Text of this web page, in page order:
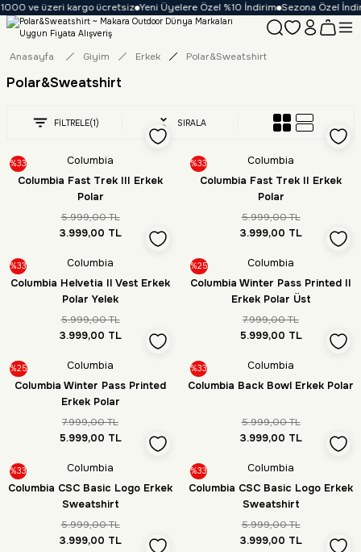
ve üzeri kargo ücretsiz Yeni Üyelere Özel %10 İndirim Sezona Özel
Anasayfa Giyim Erkek Polar&Sweatshirt
Polar&Sweatshirt
FİLTRELE(1) SIRALA
%33
Columbia
Columbia Fast Trek III Erkek
Polar
5.999,00 TL
3.999,00 TL
%33
Columbia
Columbia Fast Trek II Erkek
Polar
5.999,00 TL
3.999,00 TL
%33
Columbia
Columbia Helvetia II Vest Erkek
Polar Yelek
5.999,00 TL
3.999,00 TL
%25
Columbia
Columbia Winter Pass Printed II
Erkek Polar Üst
7.999,00 TL
5.999,00 TL
%25
Columbia
Columbia Winter Pass Printed
Erkek Polar
7.999,00 TL
5.999,00 TL
%33
Columbia
Columbia Back Bowl Erkek Polar
5.999,00 TL
3.999,00 TL
%33
Columbia
Columbia CSC Basic Logo Erkek
Sweatshirt
5.999,00 TL
3.999,00 TL
%33
Columbia
Columbia CSC Basic Logo Erkek
Sweatshirt
5.999,00 TL
3.999,00 TL